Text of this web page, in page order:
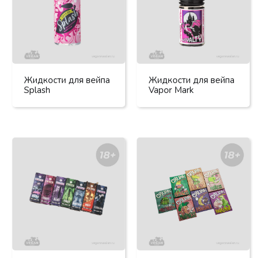
Жидкости для вейпа
Splash
Жидкости для вейпа
Vapor Mark